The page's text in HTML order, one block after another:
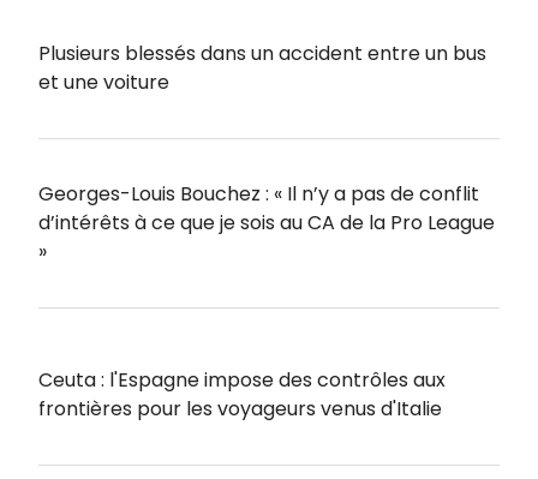
Plusieurs blessés dans un accident entre un bus
et une voiture
Georges-Louis Bouchez : « Il n’y a pas de conflit
d’intérêts à ce que je sois au CA de la Pro League
»
Ceuta : l'Espagne impose des contrôles aux
frontières pour les voyageurs venus d'Italie